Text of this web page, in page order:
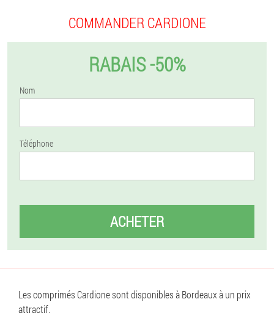
COMMANDER CARDIONE
RABAIS -50%
Nom
Téléphone
ACHETER
Les comprimés Cardione sont disponibles à Bordeaux à un prix
attractif.